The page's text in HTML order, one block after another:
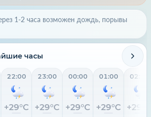
1-2 часа возможен дождь, порывы
часы
22:00
+29°C
23:00
+29°C
00:00
+29°C
01:00
+29°C
02:00
+29°C